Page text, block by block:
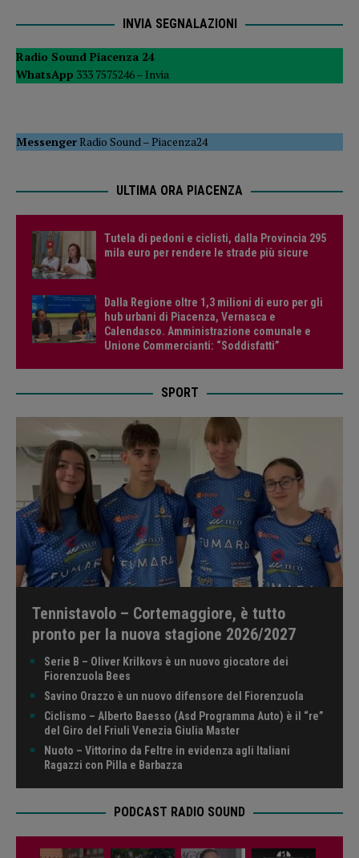
INVIA SEGNALAZIONI
Radio Sound Piacenza 24
WhatsApp 333 7575246 – Invia
MessengerRadio Sound–Piacenza24
ULTIMA ORA PIACENZA
Tutela di pedoni e ciclisti, dalla Provincia 295
mila euro per rendere le strade più sicure
Dalla Regione oltre 1,3 milioni di euro per gli
hub urbani di Piacenza, Vernasca e
Calendasco. Amministrazione comunale e
Unione Commercianti: “Soddisfatti”
SPORT
Tennistavolo – Cortemaggiore, è tutto
pronto per la nuova stagione 2026/2027
Serie B – Oliver Krilkovs è un nuovo giocatore dei
Fiorenzuola Bees
Savino Orazzo è un nuovo difensore del Fiorenzuola
Ciclismo – Alberto Baesso (Asd Programma Auto) è il “re”
del Giro del Friuli Venezia Giulia Master
Nuoto – Vittorino da Feltre in evidenza agli Italiani
Ragazzi con Pilla e Barbazza
PODCAST RADIO SOUND